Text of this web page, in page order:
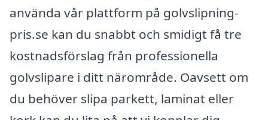
använda vår plattform på golvslipning-
pris.se kan du snabbt och smidigt få tre
kostnadsförslag från professionella
golvslipare i ditt närområde. Oavsett om
du behöver slipa parkett, laminat eller